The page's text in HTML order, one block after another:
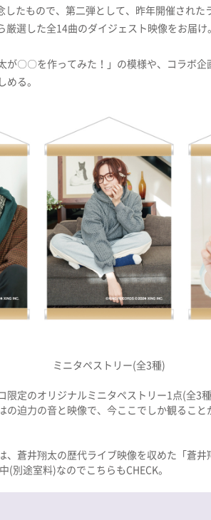
したもので、第二弾として、昨年開催された
選した全14曲のダイジェスト映像をお届け。
が〇〇を作ってみた！」の模様や、コラボ
る。
ミニタペストリー(全3種)
限定のオリジナルミニタペストリー1点(全3
の迫力の音と映像で、今ここでしか観るこ
、蒼井翔太の歴代ライブ映像を収めた「蒼井
(別途室料)なのでこちらもCHECK。